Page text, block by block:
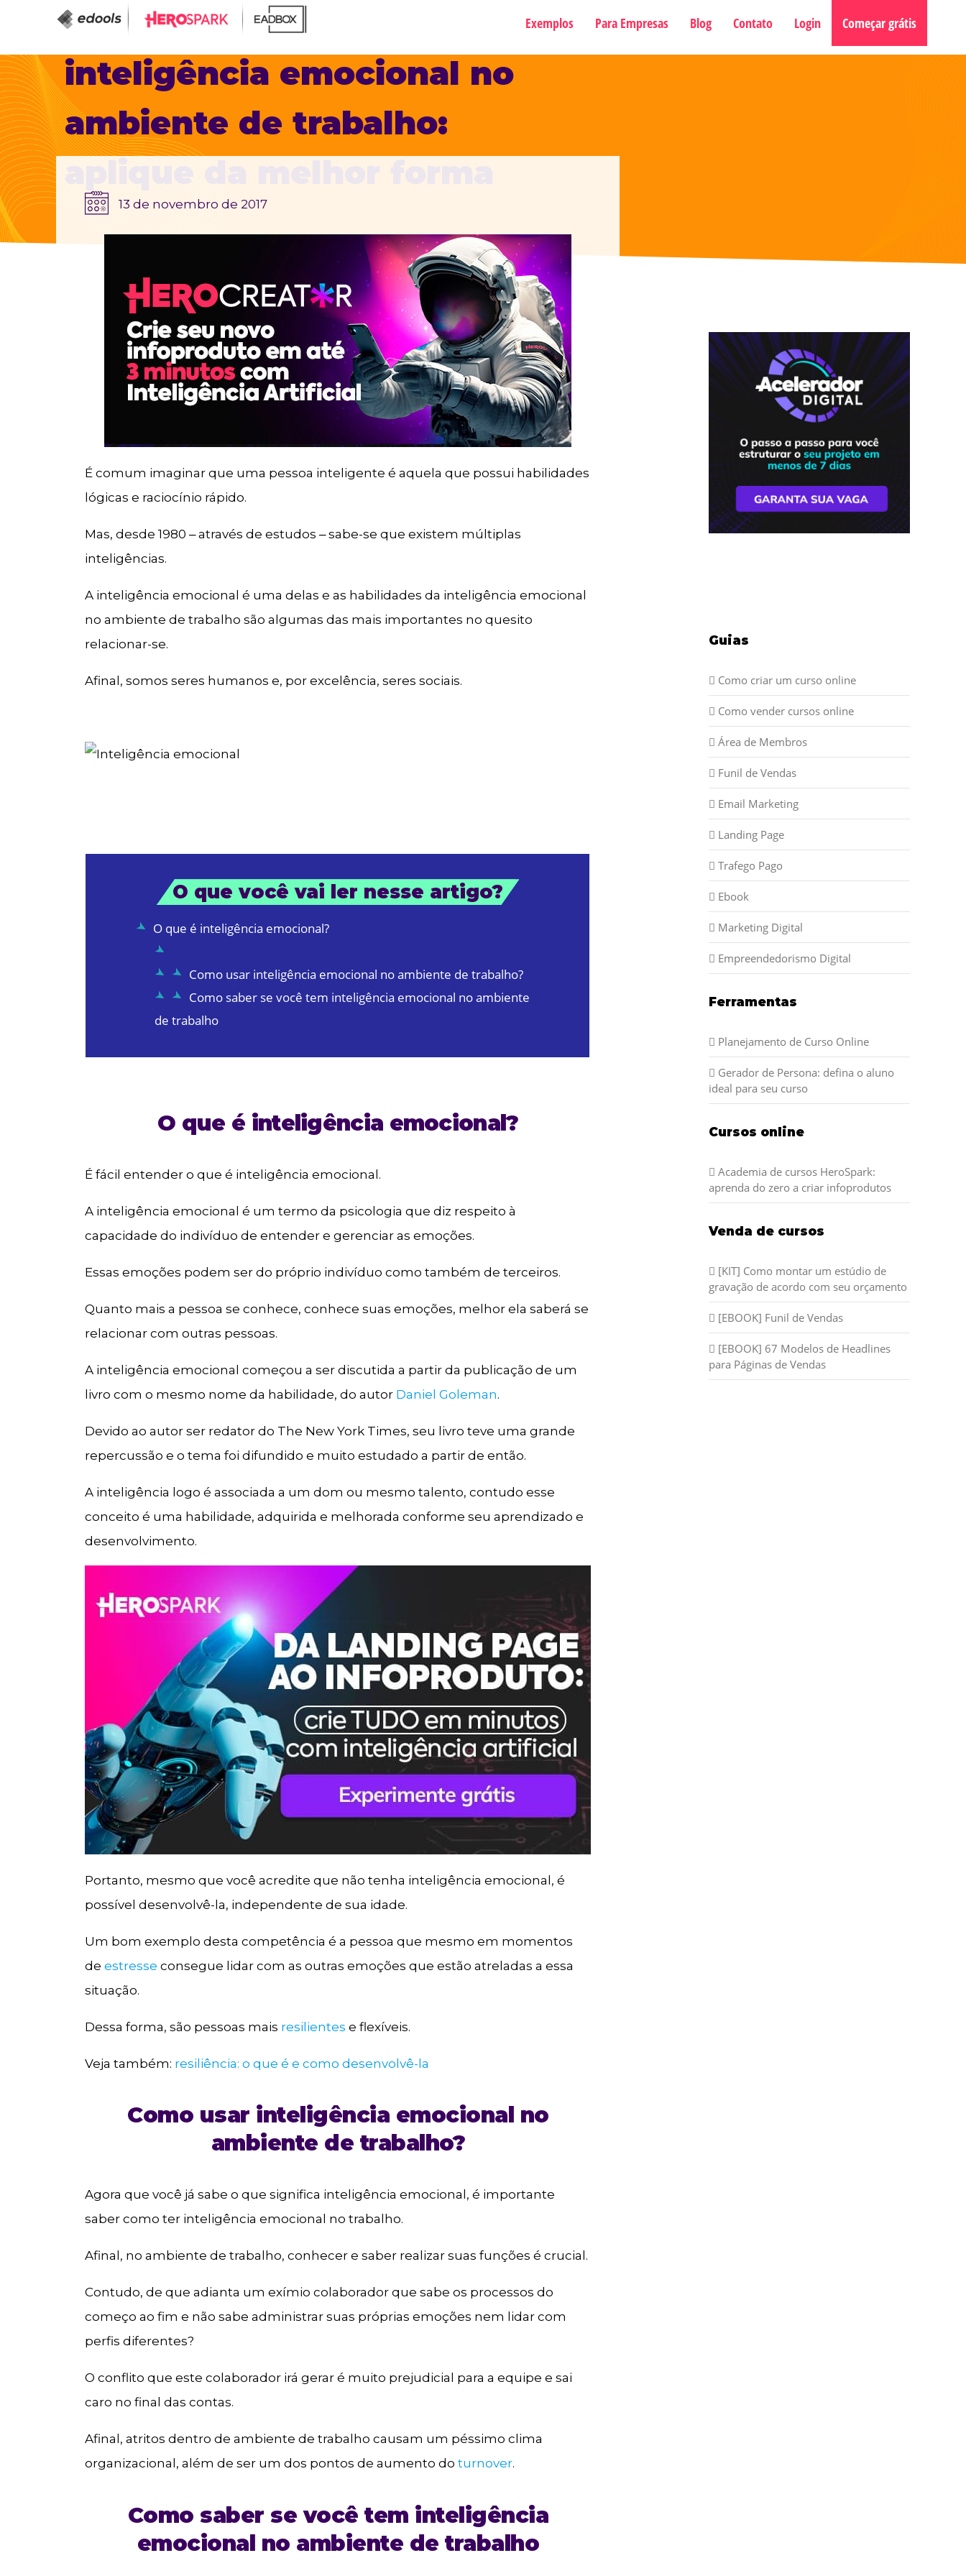
Exemplos Para Empresas Blog Contato Login Começar grátis
inteligência emocional no
ambiente de trabalho:
13 de novembro de 2017
É comum imaginar que uma pessoa inteligente é aquela que possui habilidades
lógicas e raciocínio rápido.
Mas, desde 1980 ‒ através de estudos ‒ sabe-se que existem múltiplas
inteligências.
A inteligência emocional é uma delas e as habilidades da inteligência emocional
no ambiente de trabalho são algumas das mais importantes no quesito
relacionar-se.
Afinal, somos seres humanos e, por excelência, seres sociais.
O que você vai ler nesse artigo?
O que é inteligência emocional?
Como usar inteligência emocional no ambiente de trabalho?
Como saber se você tem inteligência emocional no ambiente
de trabalho
O que é inteligência emocional?
É fácil entender o que é inteligência emocional.
A inteligência emocional é um termo da psicologia que diz respeito à
capacidade do indivíduo de entender e gerenciar as emoções.
Essas emoções podem ser do próprio indivíduo como também de terceiros.
Quanto mais a pessoa se conhece, conhece suas emoções, melhor ela saberá se
relacionar com outras pessoas.
A inteligência emocional começou a ser discutida a partir da publicação de um
livro com o mesmo nome da habilidade, do autor Daniel Goleman.
Devido ao autor ser redator do The New York Times, seu livro teve uma grande
repercussão e o tema foi difundido e muito estudado a partir de então.
A inteligência logo é associada a um dom ou mesmo talento, contudo esse
conceito é uma habilidade, adquirida e melhorada conforme seu aprendizado e
desenvolvimento.
Portanto, mesmo que você acredite que não tenha inteligência emocional, é
possível desenvolvê-la, independente de sua idade.
Um bom exemplo desta competência é a pessoa que mesmo em momentos
deestresse consegue lidar com as outras emoções que estão atreladas a essa
situação.
Dessa forma, são pessoas mais resilientes e flexíveis.
Veja também: resiliência: o que é e como desenvolvê-la
Como usar inteligência emocional no
ambiente de trabalho?
Agora que você já sabe o que significa inteligência emocional, é importante
saber como ter inteligência emocional no trabalho.
Afinal, no ambiente de trabalho, conhecer e saber realizar suas funções é crucial.
Contudo, de que adianta um exímio colaborador que sabe os processos do
começo ao fim e não sabe administrar suas próprias emoções nem lidar com
perfis diferentes?
O conflito que este colaborador irá gerar é muito prejudicial para a equipe e sai
caro no final das contas.
Afinal, atritos dentro de ambiente de trabalho causam um péssimo clima
organizacional, além de ser um dos pontos de aumento doturnover.
Como saber se você tem inteligência
emocional no ambiente de trabalho
Guias
Como criar um curso online
Como vender cursos online
Área de Membros
Funil de Vendas
Email Marketing
Landing Page
Trafego Pago
Ebook
Marketing Digital
Empreendedorismo Digital
Ferramentas
Planejamento de Curso Online
Gerador de Persona: defina o aluno
ideal para seu curso
Cursos online
Academia de cursos HeroSpark:
aprenda do zero a criar infoprodutos
Venda de cursos
[KIT] Como montar um estúdio de
gravação de acordo com seu orçamento
[EBOOK] Funil de Vendas
[EBOOK] 67 Modelos de Headlines
para Páginas de Vendas